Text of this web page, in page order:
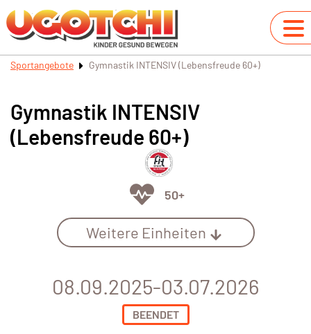
Sportangebote Gymnastik INTENSIV (Lebensfreude 60+)
Gymnastik INTENSIV
(Lebensfreude 60+)
50+
Weitere Einheiten
08.09.2025-03.07.2026
BEENDET